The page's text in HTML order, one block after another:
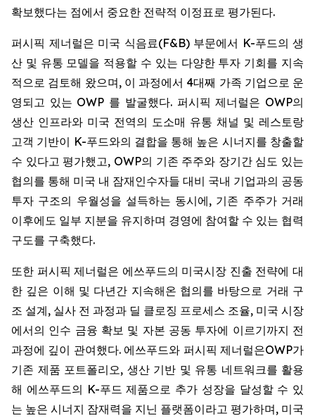
확보했다는 점에서 중요한 전략적 이정표로 평가된다.
퍼시픽 제너럴은 미국 식음료(F&B) 부문에서 K-푸드의 생
산 및 유통 모델을 적용할 수 있는 다양한 투자 기회를 지속
적으로 검토해 왔으며, 이 과정에서 4대째 가족 기업으로 운
영되고 있는 OWP 를 발굴했다. 퍼시픽 제너럴은 OWP의
생산 인프라와 미국 전역의 도소매 유통 채널 및 레스토랑
고객 기반이 K-푸드와의 결합을 통해 높은 시너지를 창출할
수 있다고 평가했고, OWP의 기존 주주와 장기간 심도 있는
협의를 통해 미국 내 잠재인수자들 대비 국내 기업과의 공동
투자 구조의 우월성을 설득하는 동시에, 기존 주주가 거래
이후에도 일부 지분을 유지하며 경영에 참여할 수 있는 협력
구도를 구축했다.
또한 퍼시픽 제너럴은 에쓰푸드의 미국시장 진출 전략에 대
한 깊은 이해 및 다년간 지속해온 협의를 바탕으로 거래 구
조 설계, 실사 전 과정과 딜 클로징 프로세스 조율, 미국 시장
에서의 인수 금융 확보 및 자본 공동 투자에 이르기까지 전
과정에 깊이 관여했다. 에쓰푸드와 퍼시픽 제너럴은OWP가
기존 제품 포트폴리오, 생산 기반 및 유통 네트워크를 활용
해 에쓰푸드의 K-푸드 제품으로 추가 성장을 달성할 수 있
는 높은 시너지 잠재력을 지닌 플랫폼이라고 평가하며, 미국